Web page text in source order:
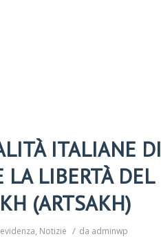
ITALIANE DI
LA LIBERTÀ DEL
(ARTSAKH)
, Notizie / da adminwp